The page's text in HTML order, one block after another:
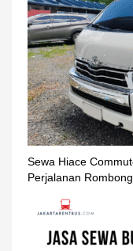
Sewa Hiace
Perjalanan